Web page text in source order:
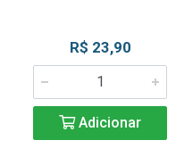
R$ 23,90
Adicionar